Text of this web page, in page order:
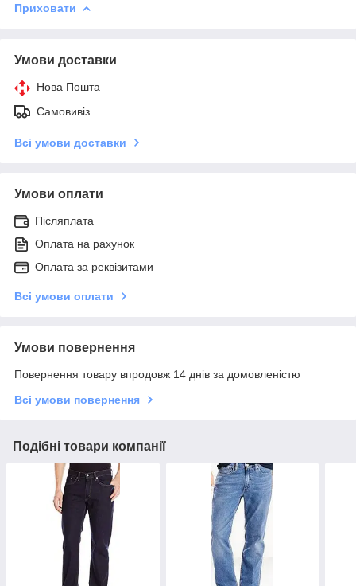
Приховати
Умови доставки
Нова Пошта
Самовивіз
Всі умови доставки
Умови оплати
Післяплата
Оплата на рахунок
Оплата за реквізитами
Всі умови оплати
Умови повернення
Повернення товару впродовж 14 днів за домовленістю
Всі умови повернення
Подібні товари компанії